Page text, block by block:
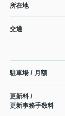
所在地
交通
駐車場 / 月額
更新料 /
更新事務手数料